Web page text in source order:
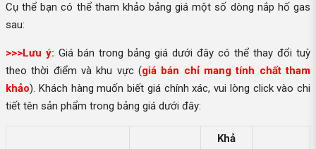
Cụ thể bạn có thể tham khảo bảng giá một số dòng nắp hố gas
sau:
>>>Lưu ý: Giá bán trong bảng giá dưới đây có thể thay đổi tuỳ
theo thời điểm và khu vực (giá bán chỉ mang tính chất tham
khảo). Khách hàng muốn biết giá chính xác, vui lòng click vào chi
tiết tên sản phẩm trong bảng giá dưới đây:
Khả